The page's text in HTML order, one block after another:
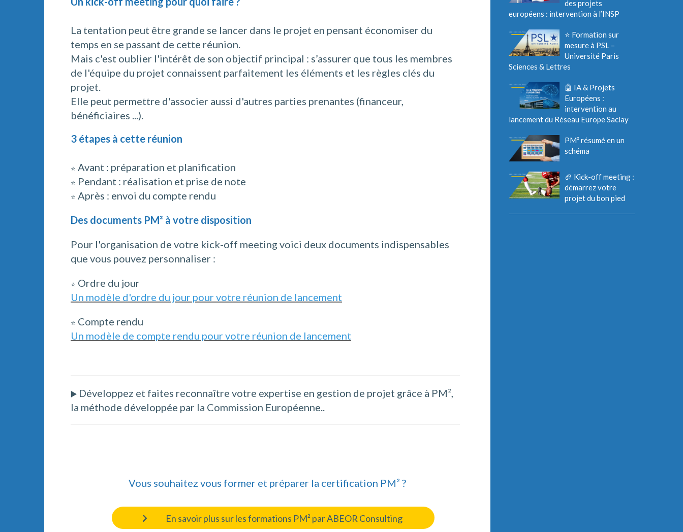
La tentation peut être grande se lancer dans le projet en pensant économiser du
temps en se passant de cette réunion.
Mais c'est oublier l'intérêt de son objectif principal : s’assurer que tous les membres
de l'équipe du projet connaissent parfaitement les éléments et les règles clés du
projet.
Elle peut permettre d'associer aussi d'autres parties prenantes (financeur,
bénéficiaires ...).
3 étapes à cette réunion
⭐ Avant : préparation et planification
⭐ Pendant : réalisation et prise de note
⭐ Après : envoi du compte rendu
Des documents PM² à votre disposition
Pour l'organisation de votre kick-off meeting voici deux documents indispensables
que vous pouvez personnaliser :
⭐ Ordre du jour
Un modèle d'ordre du jour pour votre réunion de lancement
⭐ Compte rendu
Un modèle de compte rendu pour votre réunion de lancement
▶️ Développez et faites reconnaître votre expertise en gestion de projet grâce à PM²,
la méthode développée par la Commission Européenne..
Vous souhaitez vous former et préparer la certification PM² ?
En savoir plus sur les formations PM² par ABEOR Consulting
des projets
européens : intervention à l’INSP
⭐ Formation sur
mesure à PSL –
Université Paris
Sciences & Lettres
🤖 IA & Projets
Européens :
intervention au
lancement du Réseau Europe Saclay
PM² résumé en un
schéma
🏈 Kick-off meeting :
démarrez votre
projet du bon pied